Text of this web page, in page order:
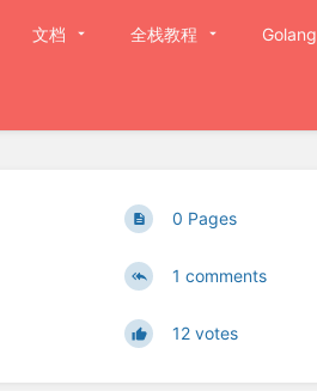
文档 全栈教程 Golang
0 Pages
1 comments
12 votes